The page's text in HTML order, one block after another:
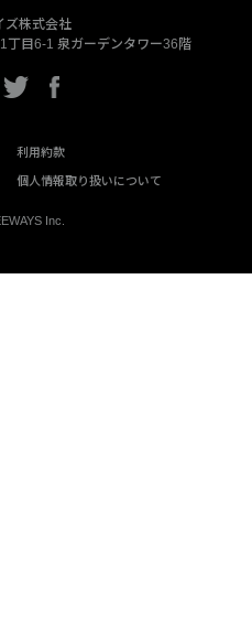
ズ株式会社
丁目6-1 泉ガーデンタワー36階
Inc.
利用約款
個人情報取り扱いについて